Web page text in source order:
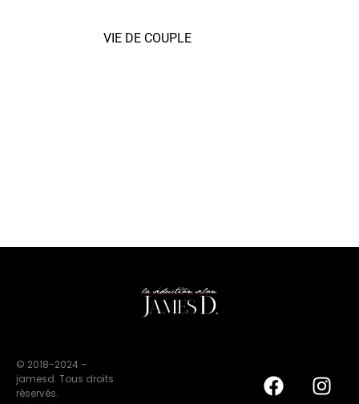
VIE DE COUPLE
© 2018-2024 –
jamesd. Tous droits
réservés.